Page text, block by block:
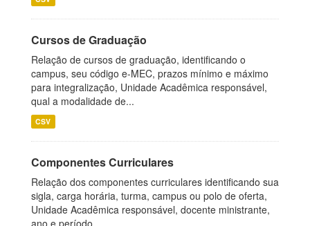
Cursos de Graduação
Relação de cursos de graduação, identificando o
campus, seu código e-MEC, prazos mínimo e máximo
para integralização, Unidade Acadêmica responsável,
qual a modalidade de...
CSV
Componentes Curriculares
Relação dos componentes curriculares identificando sua
sigla, carga horária, turma, campus ou polo de oferta,
Unidade Acadêmica responsável, docente ministrante,
ano e período...